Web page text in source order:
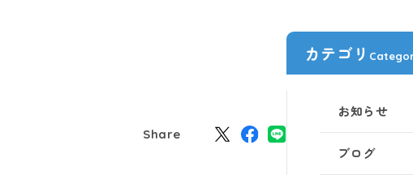
Share
カテゴリ
お知らせ
ブログ